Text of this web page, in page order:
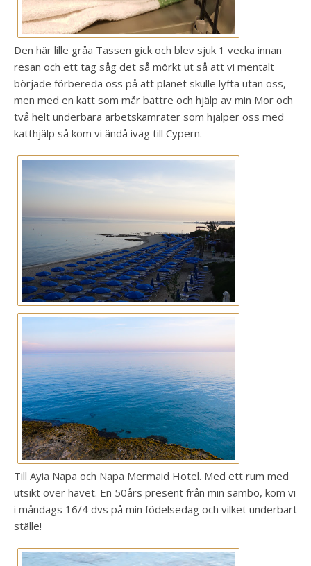
Den här lille gråa Tassen gick och blev sjuk 1 vecka innan
resan och ett tag såg det så mörkt ut så att vi mentalt
började förbereda oss på att planet skulle lyfta utan oss,
men med en katt som mår bättre och hjälp av min Mor och
två helt underbara arbetskamrater som hjälper oss med
katthjälp så kom vi ändå iväg till Cypern.
Till Ayia Napa och Napa Mermaid Hotel. Med ett rum med
utsikt över havet. En 50års present från min sambo, kom vi
i måndags 16/4 dvs på min födelsedag och vilket underbart
ställe!